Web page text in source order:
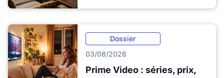
Dossier
03/08/2026
Prime Video : séries, prix,